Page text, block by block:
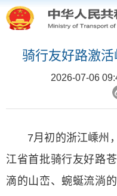
骑行友好路激
2026-07-06
7月初的浙江嵊州
江省首批骑行友好路
滴的山峦、蜿蜒流淌